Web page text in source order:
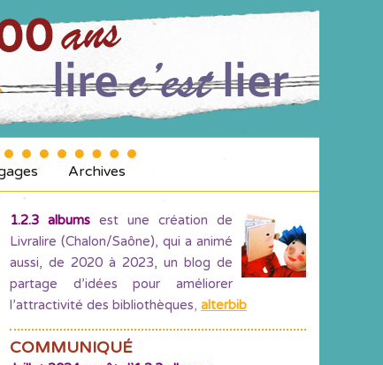
Archives
1.2.3 albums est une création de
Livralire (Chalon/Saône), qui a animé
aussi, de 2020 à 2023, un blog de
partage d’idées pour améliorer
l’attractivité des bibliothèques, alterbib
COMMUNIQUÉ